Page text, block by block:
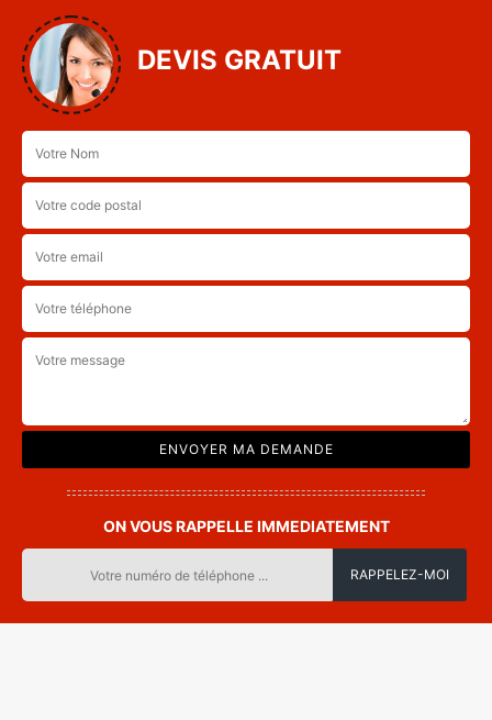
DEVIS GRATUIT
ON VOUS RAPPELLE IMMEDIATEMENT